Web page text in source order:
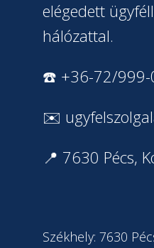
elégedett
hálózattal.
☎️ +36-72/999-
✉️
📍 7630 Pécs,
Székhely: 7630